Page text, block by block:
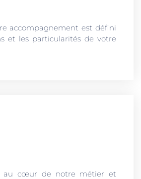
accompagnement est défini
et les particularités de votre
au cœur de notre métier et